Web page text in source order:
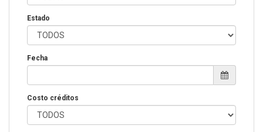
Estado
Fecha
Costo créditos